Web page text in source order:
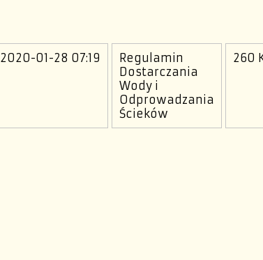
2020-01-28 07:19
Regulamin
Dostarczania
Wody i
Odprowadzania
Ścieków
260